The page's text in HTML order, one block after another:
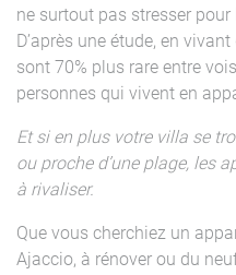
ne surtout pas stresser
D’après une étude, en
sont 70% plus rare entre
personnes qui vivent en
Et si en plus votre villa se
ou proche d’une plage, les
à rivaliser.
Que vous cherchiez un
Ajaccio, à rénover ou du